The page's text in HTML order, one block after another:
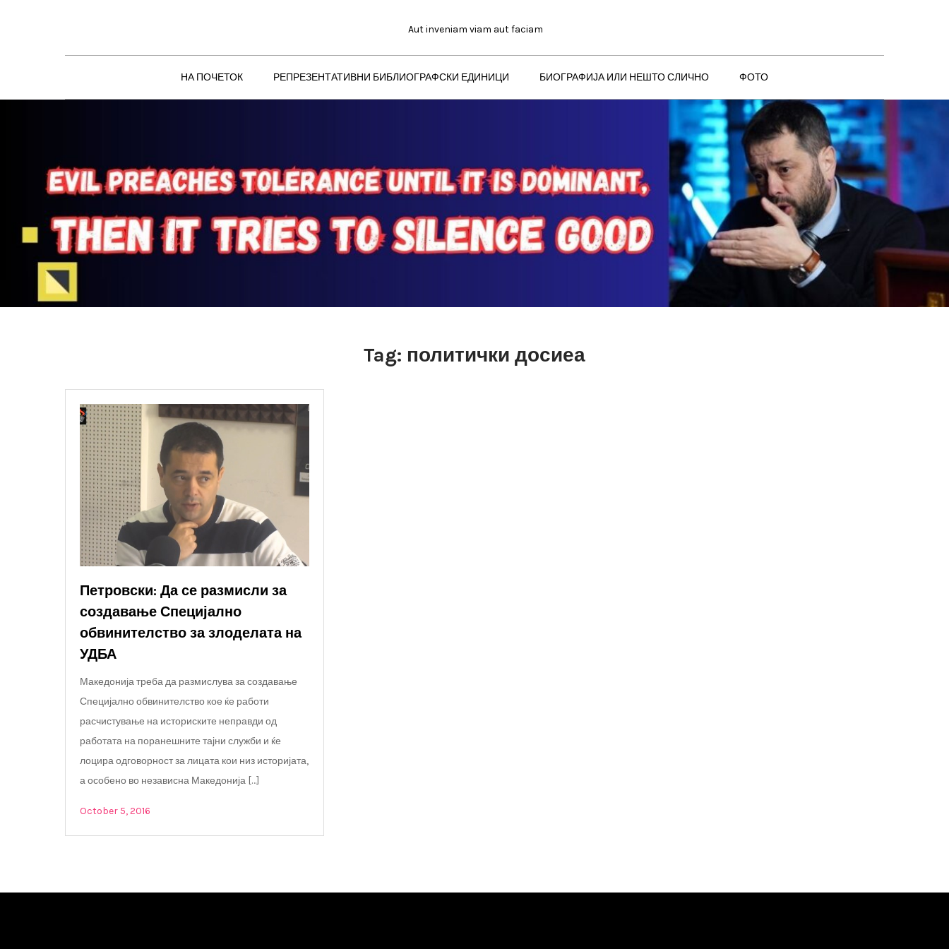
Aut inveniam viam aut faciam
НА ПОЧЕТОК РЕПРЕЗЕНТАТИВНИ БИБЛИОГРАФСКИ ЕДИНИЦИ БИОГРАФИЈА ИЛИ НЕШТО СЛИЧНО ФОТО
Tag: политички досиеа
Петровски: Да се размисли за
создавање Специјално
обвинителство за злоделата на
УДБА
Македонија треба да размислува за создавање
Специјално обвинителство кое ќе работи
расчистување на историските неправди од
работата на поранешните тајни служби и ќе
лоцира одговорност за лицата кои низ историјата,
а особено во независна Македонија […]
October 5, 2016